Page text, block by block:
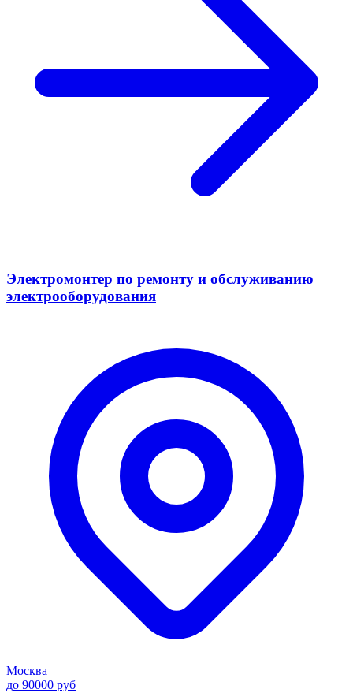
Электромонтер по ремонту и обслуживанию
электрооборудования
Москва
до 90000 руб